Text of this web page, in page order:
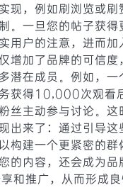
现，例如刷浏览或刷
。一旦您的帖子获得
用户的注意，进而加
增加了品牌的可信度
潜在成员。例如，一
获得10,000次观看
丝主动参与讨论。这
出来了：通过引导这
构建一个更紧密的群
的内容，还会成为
和推广，从而形成良